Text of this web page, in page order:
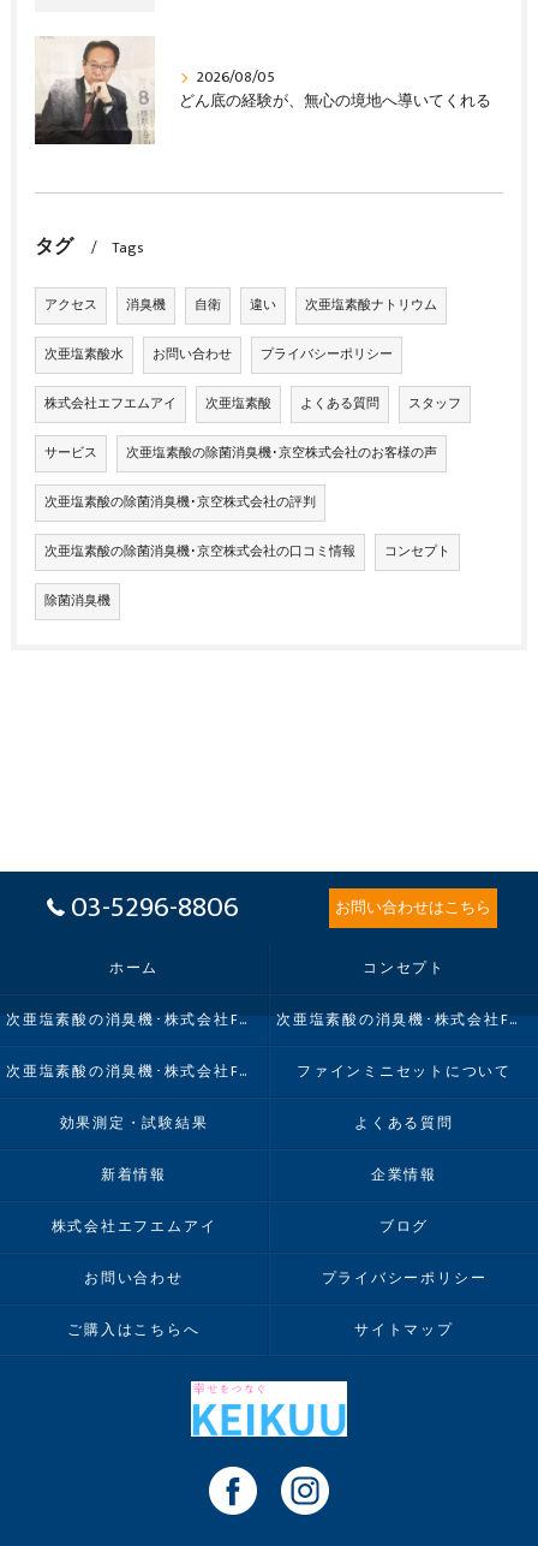
2026/08/05
どん底の経験が、無心の境地へ導いてくれる
タグ Tags
アクセス 消臭機 自衛 違い 次亜塩素酸ナトリウム
次亜塩素酸水 お問い合わせ プライバシーポリシー
株式会社エフエムアイ 次亜塩素酸 よくある質問 スタッフ
サービス 次亜塩素酸の除菌消臭機･京空株式会社のお客様の声
次亜塩素酸の除菌消臭機･京空株式会社の評判
次亜塩素酸の除菌消臭機･京空株式会社の口コミ情報 コンセプト
除菌消臭機
03-5296-8806 お問い合わせはこちら
ホーム コンセプト
次亜塩素酸の消臭機･株式会社FMIの口コミ情報 次亜塩素酸の消臭機･株式会社FMIの評判
次亜塩素酸の消臭機･株式会社FMIのお客様の声 ファインミニセットについて
効果測定・試験結果 よくある質問
新着情報 企業情報
株式会社エフエムアイ ブログ
お問い合わせ プライバシーポリシー
ご購入はこちらへ サイトマップ